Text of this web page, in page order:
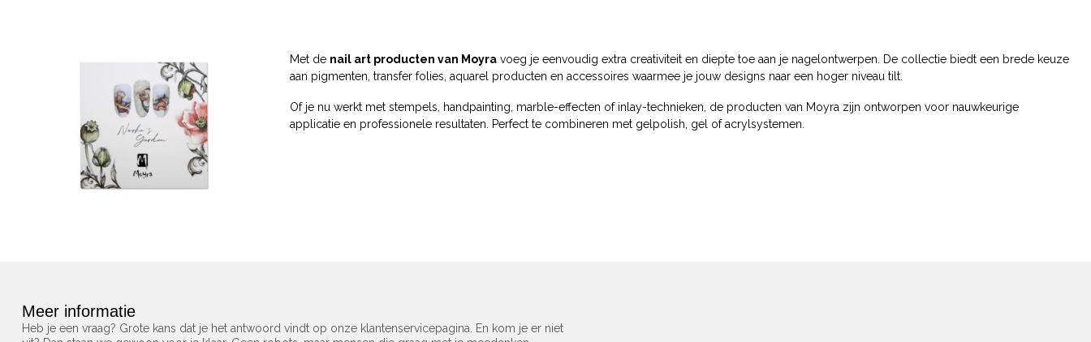
Met de nail art producten van Moyra voeg je eenvoudig extra creativiteit en diepte toe aan je nagelontwerpen. De collectie biedt een brede keuze
aan pigmenten, transfer folies, aquarel producten en accessoires waarmee je jouw designs naar een hoger niveau tilt.
Of je nu werkt met stempels, handpainting, marble-effecten of inlay-technieken, de producten van Moyra zijn ontworpen voor nauwkeurige
applicatie en professionele resultaten. Perfect te combineren met gelpolish, gel of acrylsystemen.
Meer informatie
Heb je een vraag? Grote kans dat je het antwoord vindt op onze klantenservicepagina. En kom je er niet